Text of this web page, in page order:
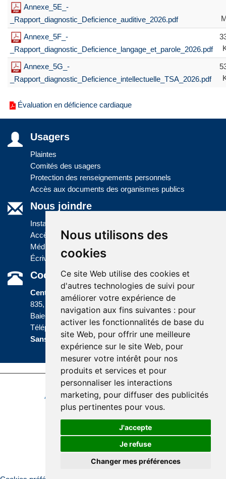
Nous utilisons des
cookies
Ce site Web utilise des cookies et
d'autres technologies de suivi pour
améliorer votre expérience de
navigation aux fins suivantes : pour
activer les fonctionnalités de base du
site Web, pour offrir une meilleure
expérience sur le site Web, pour
mesurer votre intérêt pour nos
produits et services et pour
personnaliser les interactions
marketing, pour diffuser des publicités
plus pertinentes pour vous.
J'accepte
Je refuse
Changer mes préférences
Annexe_5E_-
_Rapport_diagnostic_Deficience_auditive_2026.pdf
Annexe_5F_-
_Rapport_diagnostic_Deficience_langage_et_parole_2026.pdf
Annexe_5G_-
_Rapport_diagnostic_Deficience_intellectuelle_TSA_2026.pdf
Évaluation en déficience cardiaque
Usagers
Plaintes
Comités des usagers
Protection des renseignements personnels
Accès aux documents des organismes publics
Nous joindre
Installations
Accès à l'information
Médias
Écrivez-nous
Coordonnées
Centre administratif
835, boulevard Jolliet
Baie-Comeau (Québec) G5C 1P5
Téléphone :418 589-9845ou
Sans frais : 1 800 463-5142
Dernière mise à jour : 16 avril 2026
Accessibilité Plan du site
Politique de confidentialité
Réalisation du site
© Santé Québec Côte-Nord, 2026